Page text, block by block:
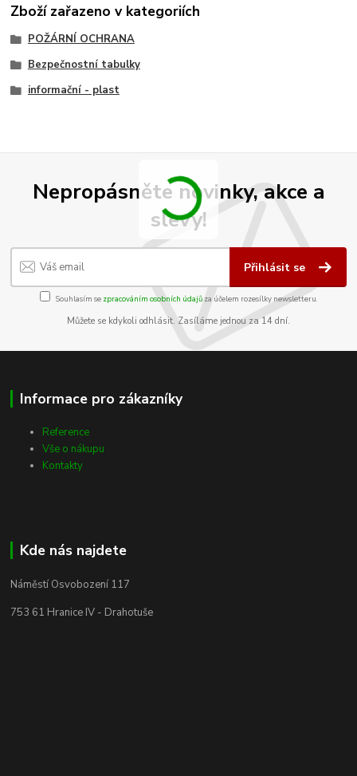
Zboží zařazeno v kategoriích
POŽÁRNÍ OCHRANA
Bezpečnostní tabulky
informační - plast
Nepropásněte novinky, akce a
slevy!
Přihlásit se
Souhlasím se zpracováním osobních údajůza účelem rozesílky newsletteru.
Můžete se kdykoli odhlásit. Zasíláme jednou za 14 dní.
Informace pro zákazníky
Reference
Vše o nákupu
Kontakty
Kde nás najdete
Náměstí Osvobození 117
753 61 Hranice IV - Drahotuše